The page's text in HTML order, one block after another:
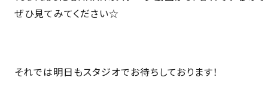
ぜひ見てみてください☆
それでは明日もスタジオでお待ちしております！